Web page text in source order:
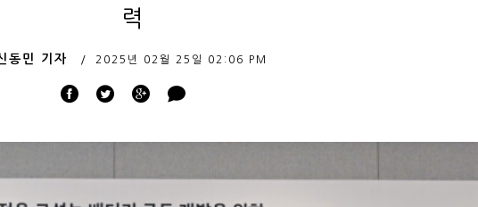
력
동민 기자 2025년 02월 25일 02:06 PM